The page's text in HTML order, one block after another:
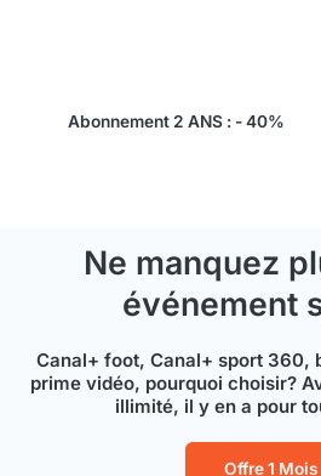
Abonnement 2 ANS : - 40%
Ne manquez
événement
Canal+ foot, Canal+ sport 360,
prime vidéo, pourquoi choisir?
illimité, il y en a pour
Offre 1 Mois